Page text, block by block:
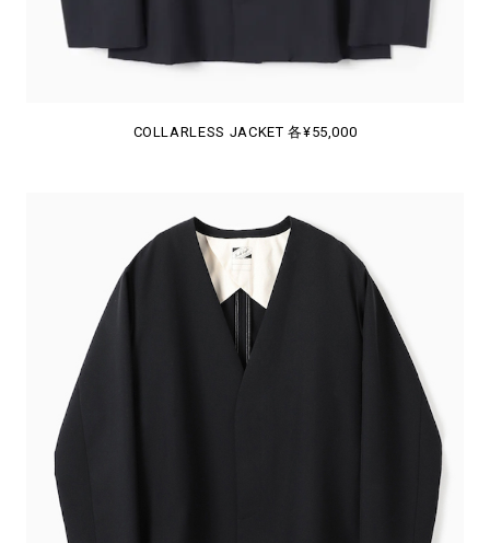
COLLARLESS JACKET 各¥55,000